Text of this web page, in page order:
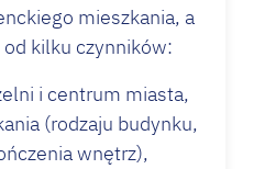
mieszkania, a
kilku czynników:
i centrum miasta,
(rodzaju budynku,
wnętrz),